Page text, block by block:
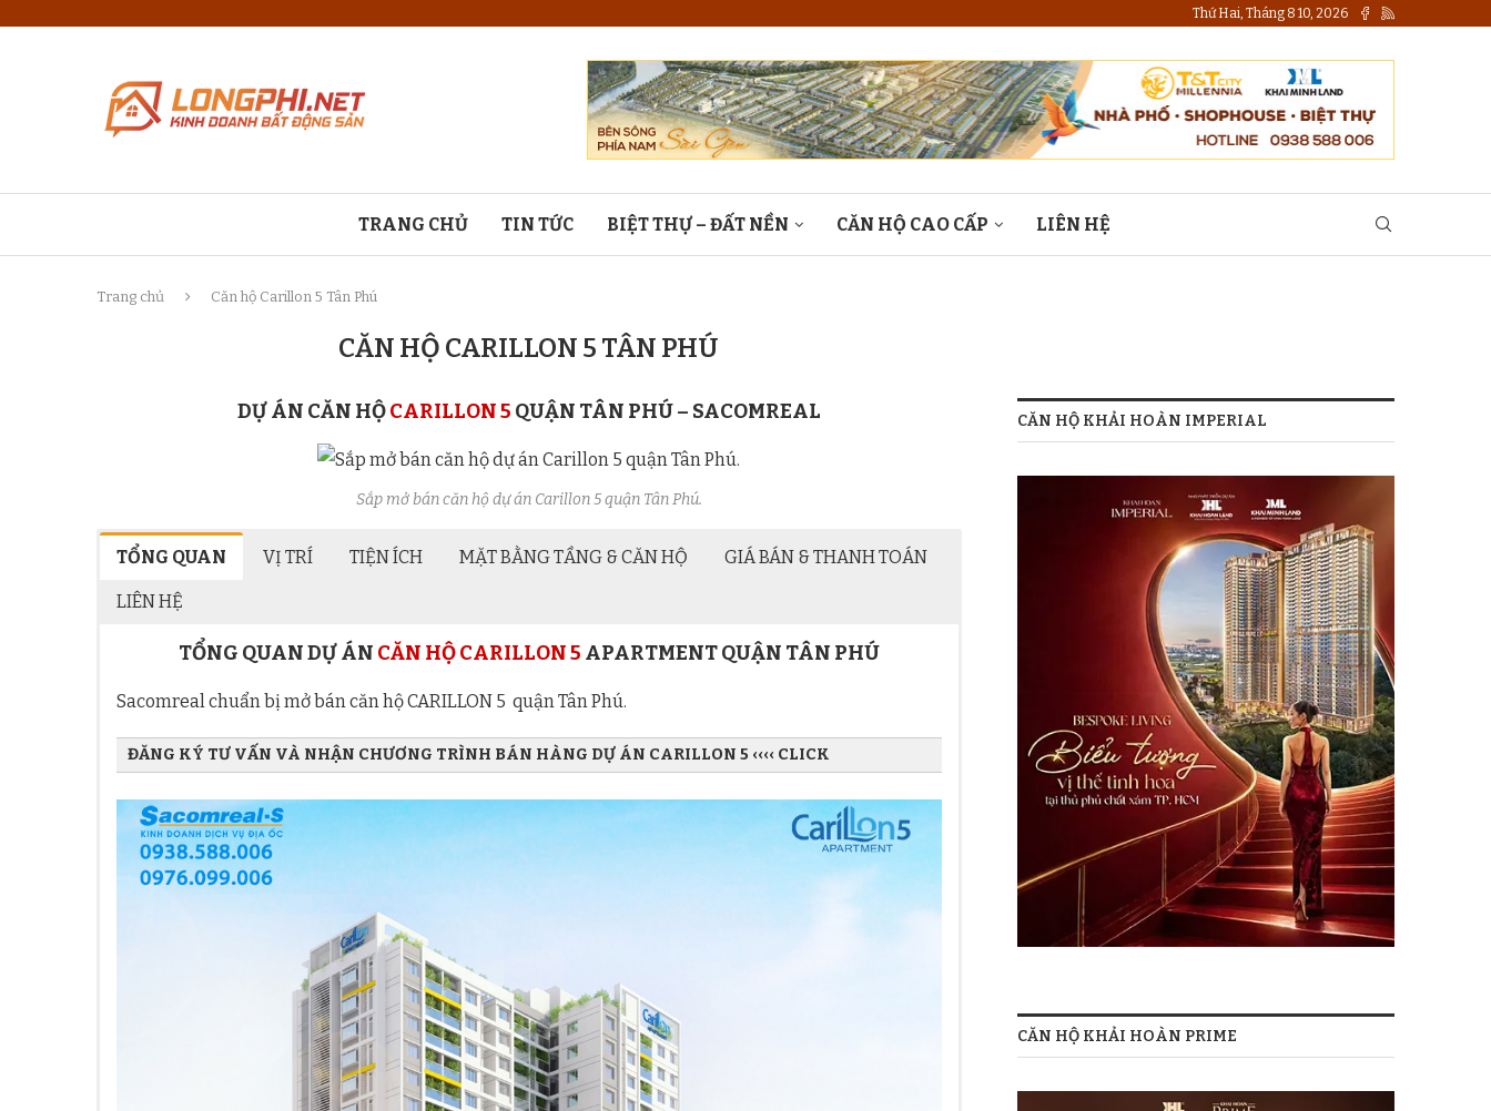
Thứ Hai, Tháng 8 10, 2026
TRANG CHỦ TIN TỨC BIỆT THỰ – ĐẤT NỀN CĂN HỘ CAO CẤP LIÊN HỆ
Trang chủ Căn hộ Carillon 5 Tân Phú
CĂN HỘ CARILLON 5 TÂN PHÚ
DỰ ÁN CĂN HỘCARILLON 5 QUẬN TÂN PHÚ – SACOMREAL
Sắp mở bán căn hộ dự án Carillon 5 quận Tân Phú.
TỔNG QUAN VỊ TRÍ TIỆN ÍCH MẶT BẰNG TẦNG & CĂN HỘ GIÁ BÁN & THANH TOÁN
LIÊN HỆ
TỔNG QUAN DỰ ÁN CĂN HỘ CARILLON 5 APARTMENT QUẬN TÂN PHÚ
Sacomreal chuẩn bị mở bán căn hộ CARILLON 5 quận Tân Phú.
ĐĂNG KÝ TƯ VẤN VÀ NHẬN CHƯƠNG TRÌNH BÁN HÀNG DỰ ÁN CARILLON 5 ‹‹‹‹ CLICK
CĂN HỘ KHẢI HOÀN IMPERIAL
CĂN HỘ KHẢI HOÀN PRIME